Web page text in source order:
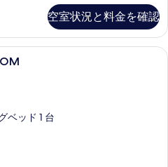
空室状況と料金を確認
低刺激性寝具、セーフティボックス
ベッド 1 台